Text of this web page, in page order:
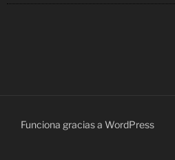
Funciona gracias a WordPress